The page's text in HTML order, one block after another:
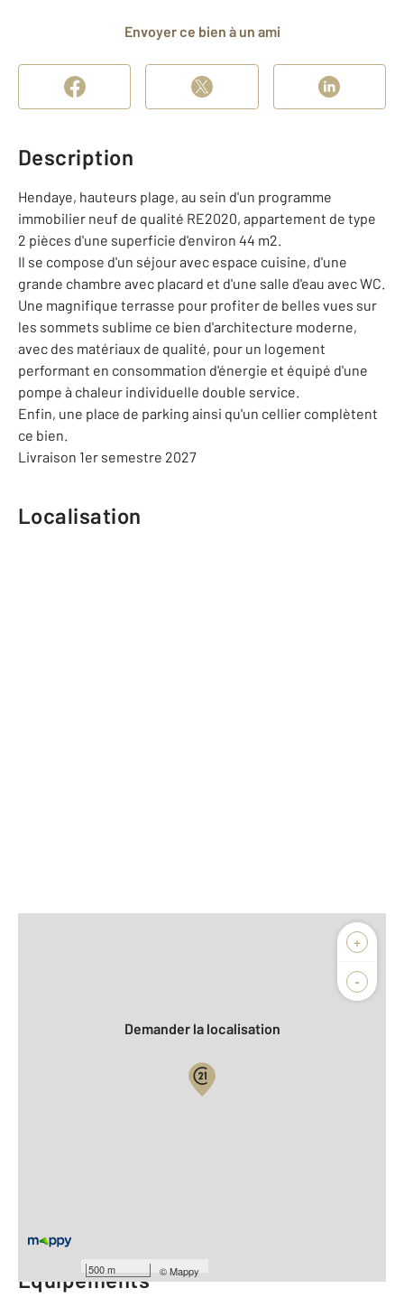
Envoyer ce bien à un ami
Description
Hendaye, hauteurs plage, au sein d'un programme
immobilier neuf de qualité RE2020, appartement de type
2 pièces d'une superficie d'environ 44 m2.
Il se compose d'un séjour avec espace cuisine, d'une
grande chambre avec placard et d'une salle d'eau avec WC.
Une magnifique terrasse pour profiter de belles vues sur
les sommets sublime ce bien d'architecture moderne,
avec des matériaux de qualité, pour un logement
performant en consommation d'énergie et équipé d'une
pompe à chaleur individuelle double service.
Enfin, une place de parking ainsi qu'un cellier complètent
ce bien.
Livraison 1er semestre 2027
Localisation
+
-
500 m ©Mappy
Biens vendus
Demander la localisation
Équipements